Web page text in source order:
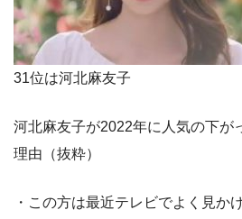
31位は河北麻友子
河北麻友子が2022年に人気の下が
理由（抜粋）
・この方は最近テレビでよく見か